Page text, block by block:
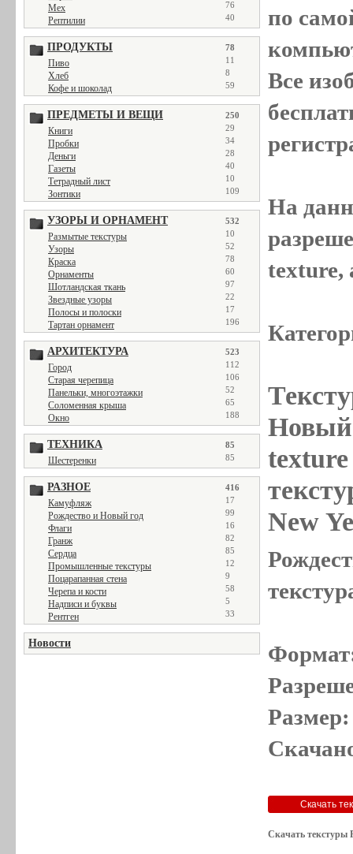
Мех 76
Рептилии 40
ПРОДУКТЫ 78
Пиво 11
Хлеб 8
Кофе и шоколад 59
ПРЕДМЕТЫ И ВЕЩИ 250
Книги 29
Пробки 34
Деньги 28
Газеты 40
Тетрадный лист 10
Зонтики 109
УЗОРЫ И ОРНАМЕНТ 532
Размытые текстуры 10
Узоры 52
Краска 78
Орнаменты 60
Шотландская ткань 97
Звездные узоры 22
Полосы и полоски 17
Тартан орнамент 196
АРХИТЕКТУРА 523
Город 112
Старая черепица 106
Панельки, многоэтажки 52
Соломенная крыша 65
Окно 188
ТЕХНИКА 85
Шестеренки 85
РАЗНОЕ 416
Камуфляж 17
Рождество и Новый год 99
Флаги 16
Гранж 82
Сердца 85
Промышленные текстуры 12
Поцарапанная стена 9
Черепа и кости 58
Надписи и буквы 5
Рентген 33
Новости
по
Все
На
texture,
Новый
New
Скачать текстуры